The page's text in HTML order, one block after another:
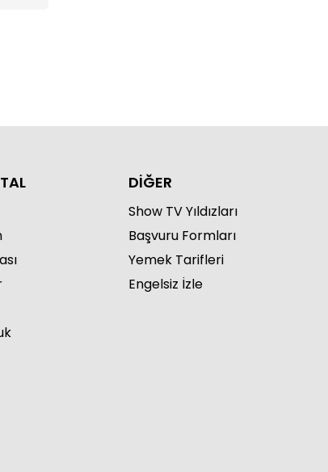
DİĞER
Show TV Yıldızları
Başvuru Formları
Yemek Tarifleri
Engelsiz İzle